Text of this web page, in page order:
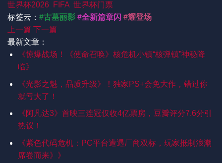
世界杯2026 FIFA 世界杯门票
标签云： #古墓丽影 #全新篇章闪 #耀登场
上一篇 下一篇
最新文章：
《惊爆战场！《使命召唤》核危机小镇“核弹镇”神秘降
临》
《光影之魅，品质升级》！独家PS+会免大作，错过你
就亏大了！
《阿凡达3》首映三连冠仅收4亿票房，豆瓣评分7.6分引
热议！
《紫色代码危机：PC平台遭遇厂商双标，玩家抵制浪潮
席卷而来》》